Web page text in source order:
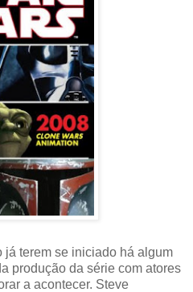
já terem se iniciado há algum
produção da série com atores
a acontecer. Steve